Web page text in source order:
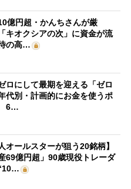
億円超・かんちさんが厳
キオクシアの次」に資金が流
の高…
ロにして最期を迎える「ゼロ
代別・計画的にお金を使うポ
6…
オールスターが狙う20銘柄】
69億円超」90歳現役トレーダ